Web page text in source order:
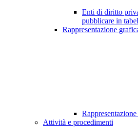
Enti di diritto
pubblicare in
Rappresentazione
Attività e procedimenti